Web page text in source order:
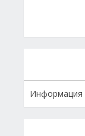
Информация